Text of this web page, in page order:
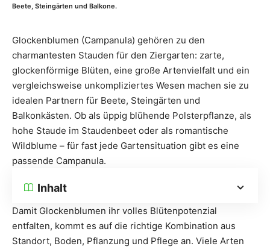
Beete, Steingärten und Balkone.
Glockenblumen (Campanula) gehören zu den
charmantesten Stauden für den Ziergarten: zarte,
glockenförmige Blüten, eine große Artenvielfalt und ein
vergleichsweise unkompliziertes Wesen machen sie zu
idealen Partnern für Beete, Steingärten und
Balkonkästen. Ob als üppig blühende Polsterpflanze, als
hohe Staude im Staudenbeet oder als romantische
Wildblume – für fast jede Gartensituation gibt es eine
passende Campanula.
Inhalt
Damit Glockenblumen ihr volles Blütenpotenzial
entfalten, kommt es auf die richtige Kombination aus
Standort, Boden, Pflanzung und Pflege an. Viele Arten